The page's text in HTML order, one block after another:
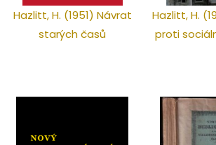
Hazlitt, H. (1951) Návrat
starých časů
Hazlitt, H.
proti